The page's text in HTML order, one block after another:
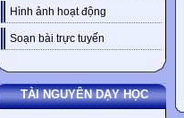
Hình ảnh hoạt động
Soạn bài trực tuyến
TÀI NGUYÊN DẠY HỌC